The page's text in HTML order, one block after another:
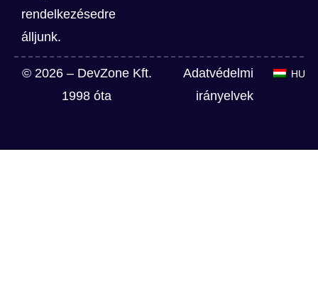
rendelkezésedre
álljunk.
© 2026 – DevZone Kft.
1998 óta
Adatvédelmi
irányelvek
HU